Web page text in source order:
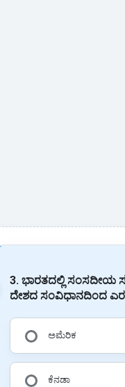
3. ಭಾರತದಲ್ಲಿ ಸಂಸದೀಯ
ದೇಶದ ಸಂವಿಧಾನದಿಂದ
ಅಮೆರಿಕ
ಕೆನಡಾ